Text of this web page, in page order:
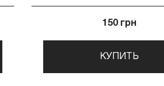
150 грн
КУПИТЬ